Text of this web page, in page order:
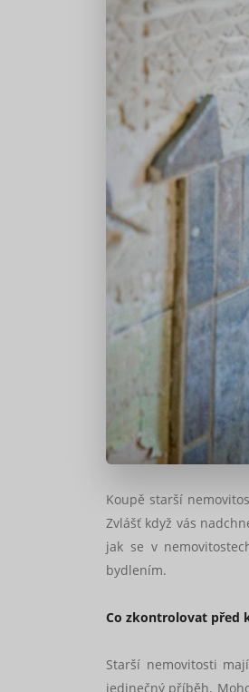
Koupě starší
Zvlášť když vás
jak se v
bydlením.
Co zkontrolovat před
Starší nemovitosti
jedinečný příběh.